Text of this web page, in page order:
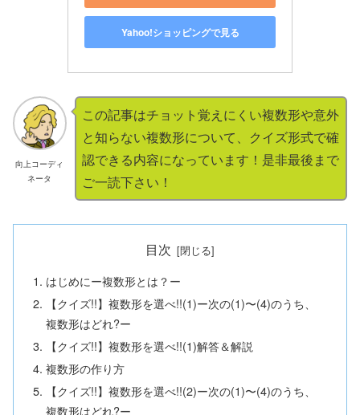
Yahoo!ショッピングで見る
向上コーディ
ネータ
この記事はチョット覚えにくい複数形や意外
と知らない複数形について、クイズ形式で確
認できる内容になっています！是非最後まで
ご一読下さい！
目次
はじめにー複数形とは？ー
【クイズ!!】複数形を選べ!!(1)ー次の(1)〜(4)のうち、
複数形はどれ?ー
【クイズ!!】複数形を選べ!!(1)解答＆解説
複数形の作り方
【クイズ!!】複数形を選べ!!(2)ー次の(1)〜(4)のうち、
複数形はどれ?ー